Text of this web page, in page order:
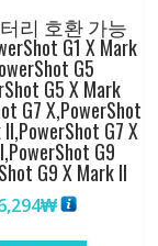
리 호환 가능
G1 X Mark
G5
G5 X Mark
G7 X,PowerShot
II,PowerShot G7 X
G9
G9 X Mark II
₩